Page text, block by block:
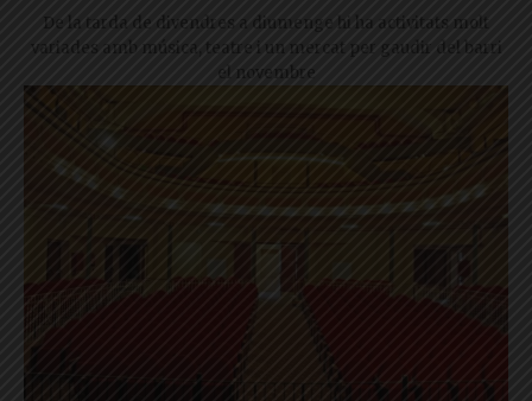
De la tarda de divendres a diumenge hi ha activitats molt
variades amb música, teatre i un mercat per gaudir del barri
el novembre